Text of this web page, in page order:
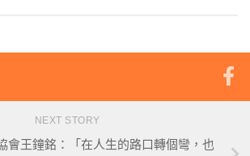
NEXT STORY
會王鐘銘：「在人生的路口轉個彎，也